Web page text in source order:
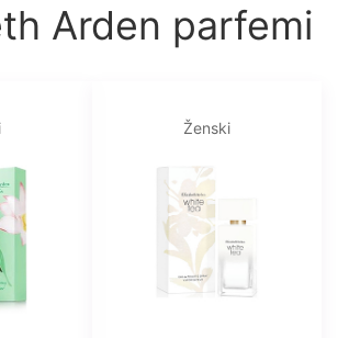
Arden parfemi
Ženski